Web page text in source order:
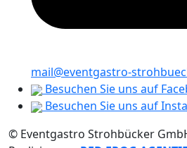
mail@eventgastro-
Besuchen Sie uns auf
Besuchen Sie uns auf
© Eventgastro Strohbücker